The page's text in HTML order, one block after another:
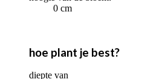
0 cm
hoe plant je best?
diepte van